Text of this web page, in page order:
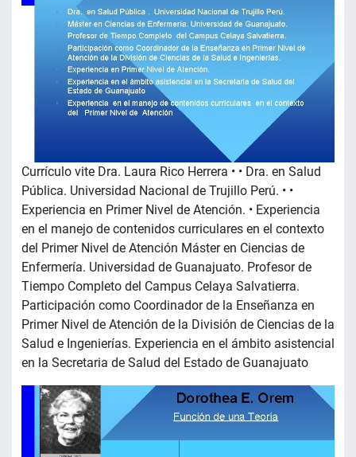
Currículo vite Dra. Laura Rico Herrera • • Dra. en Salud
Pública. Universidad Nacional de Trujillo Perú. • •
Experiencia en Primer Nivel de Atención. • Experiencia
en el manejo de contenidos curriculares en el contexto
del Primer Nivel de Atención Máster en Ciencias de
Enfermería. Universidad de Guanajuato. Profesor de
Tiempo Completo del Campus Celaya Salvatierra.
Participación como Coordinador de la Enseñanza en
Primer Nivel de Atención de la División de Ciencias de la
Salud e Ingenierías. Experiencia en el ámbito asistencial
en la Secretaria de Salud del Estado de Guanajuato